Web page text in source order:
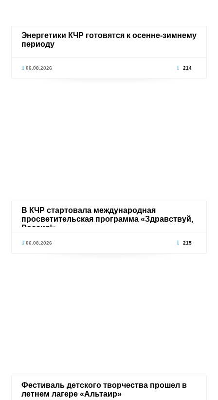
Энергетики КЧР готовятся к осенне-зимнему
периоду
06.08.2026 214
В КЧР стартовала международная
просветительская программа «Здравствуй,
Россия!»
06.08.2026 215
Фестиваль детского творчества прошел в
летнем лагере «Альтаир»